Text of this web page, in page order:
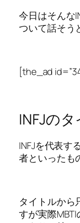
今日はそんな
ついて話そう
[the_ad
INFJの
INFJを代表す
者といったも
タイトルから
すが実際